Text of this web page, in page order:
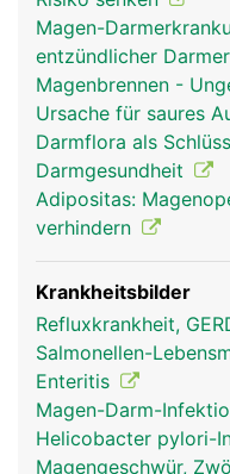
Magen-
entzündlicher
Magenbrennen -
Ursache für saures
Darmflora als
Darmgesundheit
Adipositas:
verhindern
Krankheitsbilder
Refluxkrankheit,
Salmonellen-
Enteritis
Magen-Darm-
Helicobacter pylori-
Magengeschwür,